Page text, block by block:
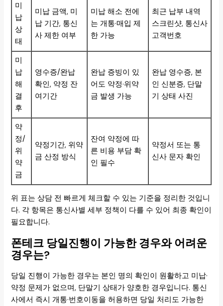
미
납
상
태
미납 금액, 미
납 기간, 통신
사 제한 여부
미납 해소 전에
는 개통·매입 제
한 가능
최근 납부 내역
스크린샷, 통신사
고객번호
미
납
해
결
후
영수증/완납
확인, 약정 잔
여기간
완납 증빙이 있
어도 약정·위약
금 발생 가능
완납 영수증, 본
인 신분증, 단말
기 상태 사진
약
정/
위
약
금
약정기간, 위약
금 산정 방식
잔여 약정에 따
른 비용 부담 확
인 필수
약정서 또는 통
신사 문자 확인
위 표는 상담 전 빠르게 체크할 수 있는 기준을 정리한 것입니
다. 각 항목은 통신사별 세부 정책이 다를 수 있어 최종 확인이
필요합니다.
폰테크 당일진행이 가능한 경우와 어려운
경우는?
당일 진행이 가능한 경우는 본인 명의 확인이 원활하고 미납·
약정 문제가 없으며, 단말기 상태가 양호한 경우입니다. 통신
사에서 즉시 개통·번호이동을 허용하면 당일 처리도 가능한